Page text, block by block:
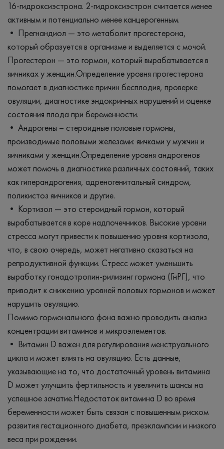
16-гидроксиэстрона. 2-гидроксиэстрон считается менее
активным и потенциально менее канцерогенным.
• Прегнандиол — это метаболит прогестерона,
который образуется в организме и выделяется с мочой.
Прогестерон — это гормон, который вырабатывается в
яичниках у женщин.Определение уровня прогестерона
помогает в диагностике причин бесплодия, проверке
овуляции, диагностике эндокринных нарушений и оценке
состояния плода при беременности.
• Андрогены – стероидные половые гормоны,
производимые половыми железами: яичками у мужчин и
яичниками у женщин.Определение уровня андрогенов
может помочь в диагностике различных состояний, таких
как гиперандрогения, адреногенитальный синдром,
поликистоз яичников и другие.
• Кортизол — это стероидный гормон, который
вырабатывается в коре надпочечников. Высокие уровни
стресса могут привести к повышению уровня кортизола,
что, в свою очередь, может негативно сказаться на
репродуктивной функции. Стресс может уменьшить
выработку гонадотропин-рилизинг гормона (ГнРГ), что
приводит к снижению уровней половых гормонов и может
нарушить овуляцию.
Помимо гормонального фона важно проводить анализ
концентрации витаминов и микроэлементов.
• Витамин D важен для регулирования менструального
цикла и может влиять на овуляцию. Есть данные,
указывающие на то, что достаточный уровень витамина
D может улучшить фертильность и увеличить шансы на
успешное зачатие.Недостаток витамина D во время
беременности может быть связан с повышенным риском
развития гестационного диабета, преэклампсии и низкого
веса при рождении.